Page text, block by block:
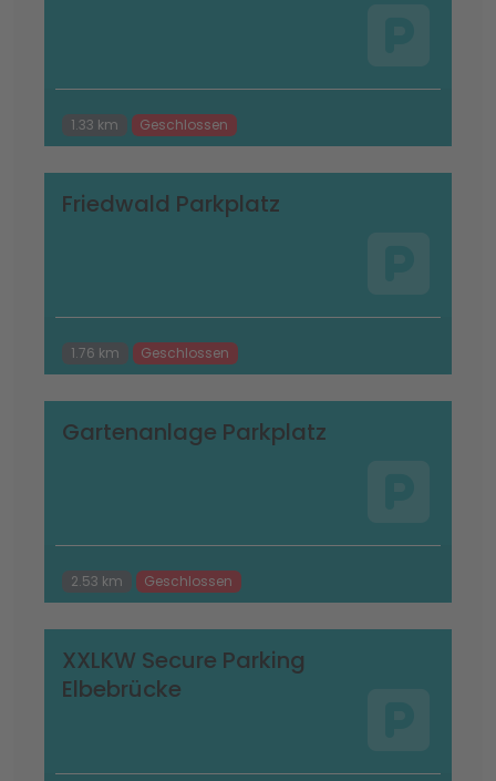
1.33 km Geschlossen
Friedwald Parkplatz
1.76 km Geschlossen
Gartenanlage Parkplatz
2.53 km Geschlossen
XXLKW Secure Parking
Elbebrücke